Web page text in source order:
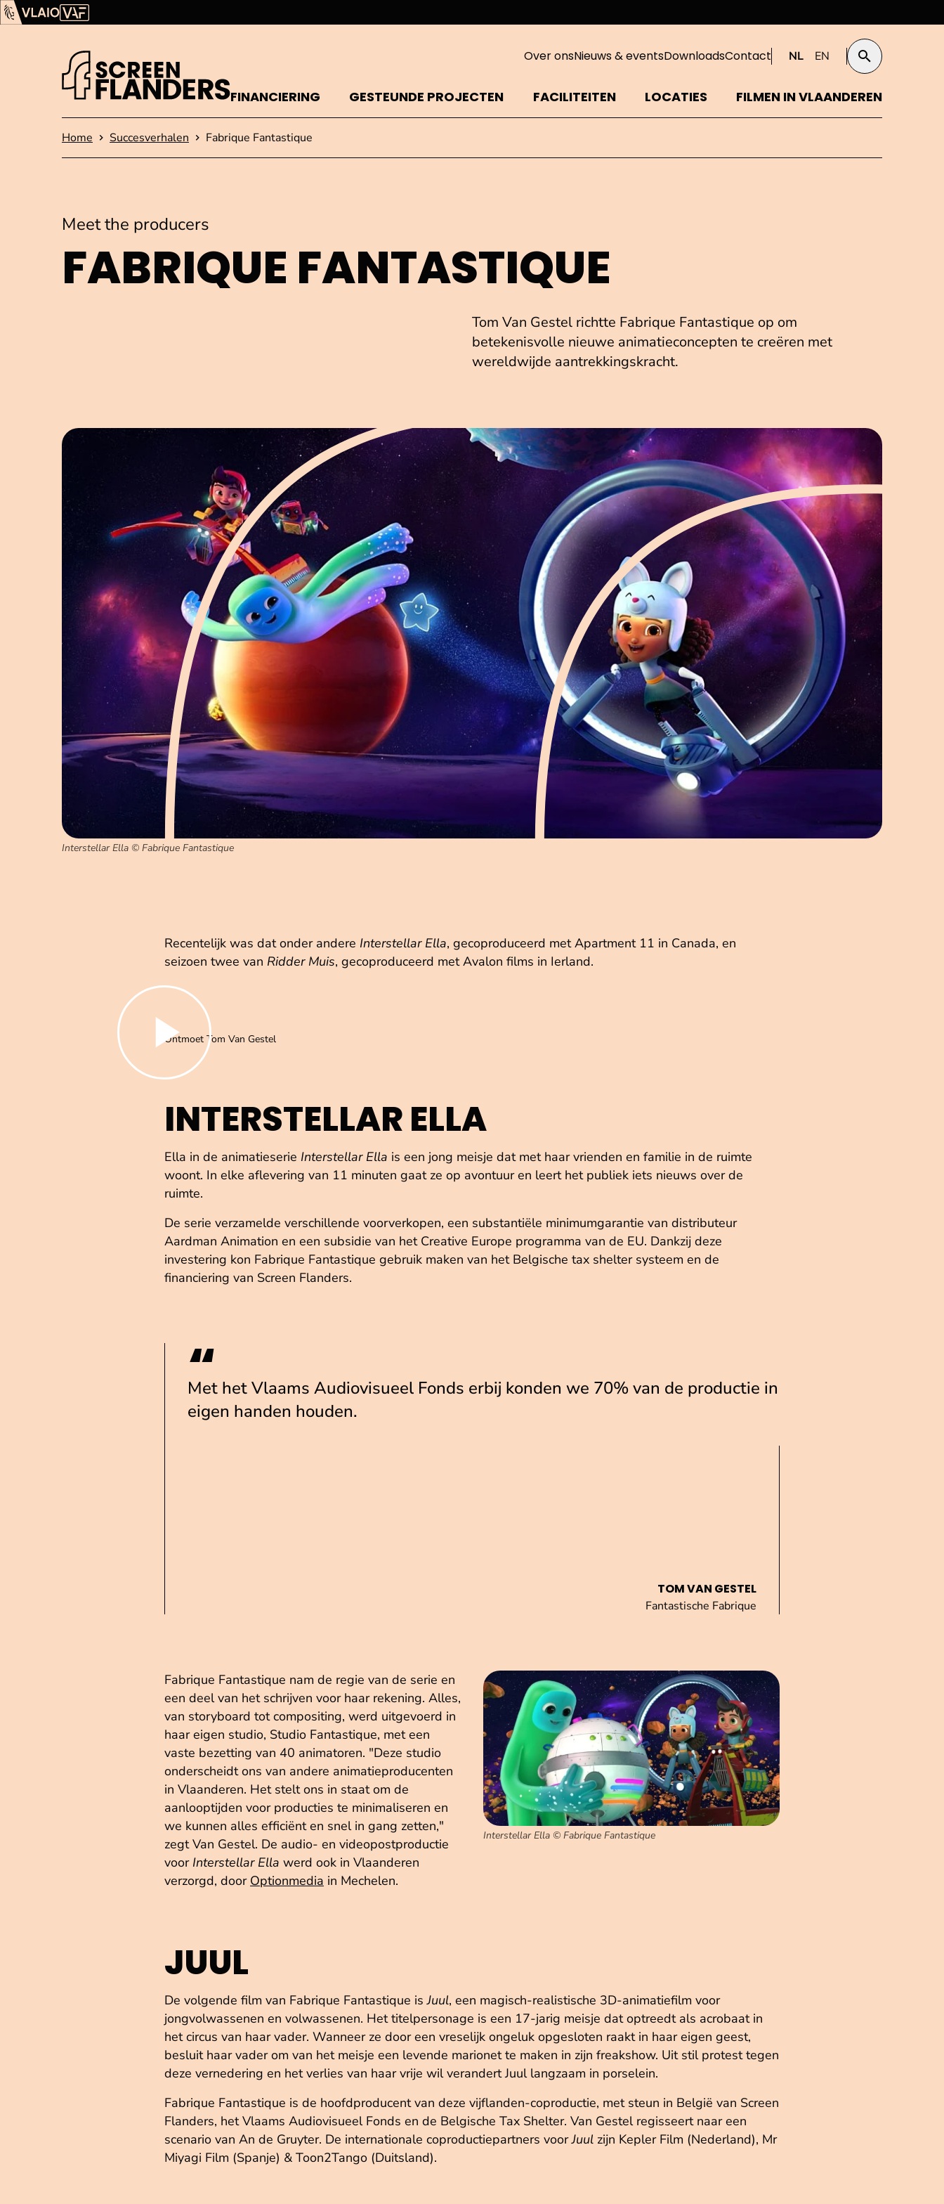
Ga verder naar de inhoud
Vlaams Audiovisueel Fonds (VAF)
Startpagina
Over onsNieuws & eventsDownloadsContact NL EN Zoeken
FINANCIERING GESTEUNDE PROJECTEN FACILITEITEN LOCATIES FILMEN IN VLAANDEREN
Home Succesverhalen Fabrique Fantastique
FABRIQUE FANTASTIQUE
Meet the producers
Tom Van Gestel richtte Fabrique Fantastique op om
betekenisvolle nieuwe animatieconcepten te creëren met
wereldwijde aantrekkingskracht.
Interstellar Ella © Fabrique Fantastique
Recentelijk was dat onder andere Interstellar Ella, gecoproduceerd met Apartment 11 in Canada, en
seizoen twee van Ridder Muis, gecoproduceerd met Avalon films in Ierland.
Speel de video af
Ontmoet Tom Van Gestel
INTERSTELLAR ELLA
Ella in de animatieserie Interstellar Ella is een jong meisje dat met haar vrienden en familie in de ruimte
woont. In elke aflevering van 11 minuten gaat ze op avontuur en leert het publiek iets nieuws over de
ruimte.
De serie verzamelde verschillende voorverkopen, een substantiële minimumgarantie van distributeur
Aardman Animation en een subsidie van het Creative Europe programma van de EU. Dankzij deze
investering kon Fabrique Fantastique gebruik maken van het Belgische tax shelter systeem en de
financiering van Screen Flanders.
Met het Vlaams Audiovisueel Fonds erbij konden we 70% van de productie in
eigen handen houden.
TOM VAN GESTEL
Fantastische Fabrique
Interstellar Ella © Fabrique Fantastique
Fabrique Fantastique nam de regie van de serie en
een deel van het schrijven voor haar rekening. Alles,
van storyboard tot compositing, werd uitgevoerd in
haar eigen studio, Studio Fantastique, met een
vaste bezetting van 40 animatoren. "Deze studio
onderscheidt ons van andere animatieproducenten
in Vlaanderen. Het stelt ons in staat om de
aanlooptijden voor producties te minimaliseren en
we kunnen alles efficiënt en snel in gang zetten,"
zegt Van Gestel. De audio- en videopostproductie
voor Interstellar Ella werd ook in Vlaanderen
verzorgd, door Optionmedia in Mechelen.
JUUL
De volgende film van Fabrique Fantastique isJuul, een magisch-realistische 3D-animatiefilm voor
jongvolwassenen en volwassenen. Het titelpersonage is een 17-jarig meisje dat optreedt als acrobaat in
het circus van haar vader. Wanneer ze door een vreselijk ongeluk opgesloten raakt in haar eigen geest,
besluit haar vader om van het meisje een levende marionet te maken in zijn freakshow. Uit stil protest tegen
deze vernedering en het verlies van haar vrije wil verandert Juul langzaam in porselein.
Fabrique Fantastique is de hoofdproducent van deze vijflanden-coproductie, met steun in België van Screen
Flanders, het Vlaams Audiovisueel Fonds en de Belgische Tax Shelter. Van Gestel regisseert naar een
scenario van An de Gruyter. De internationale coproductiepartners voorJuul zijn Kepler Film (Nederland), Mr
Miyagi Film (Spanje) & Toon2Tango (Duitsland).